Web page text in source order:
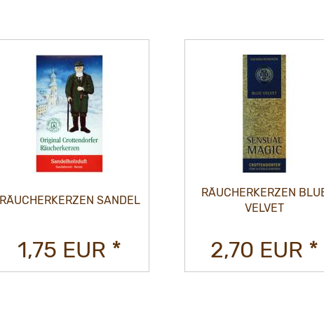
RÄUCHERKERZEN SANDEL
1,75 EUR *
RÄUCHERKERZEN
VELVET
2,70 EUR *